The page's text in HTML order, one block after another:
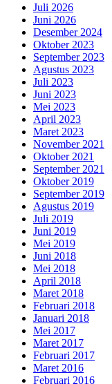
Juli 2026
Juni 2026
Desember 2024
Oktober 2023
September 2023
Agustus 2023
Juli 2023
Juni 2023
Mei 2023
April 2023
Maret 2023
November 2021
Oktober 2021
September 2021
Oktober 2019
September 2019
Agustus 2019
Juli 2019
Juni 2019
Mei 2019
Juni 2018
Mei 2018
April 2018
Maret 2018
Februari 2018
Januari 2018
Mei 2017
Maret 2017
Februari 2017
Maret 2016
Februari 2016